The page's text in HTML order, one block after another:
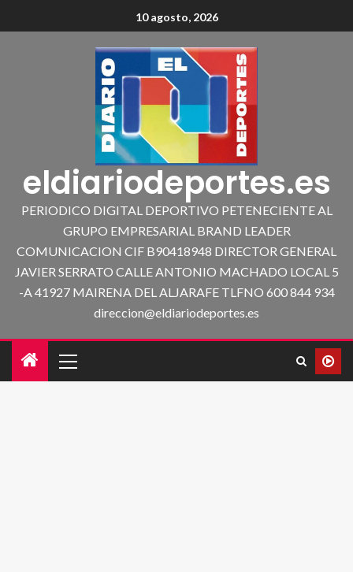
10 agosto, 2026
eldiariodeportes.es
PERIODICO DIGITAL DEPORTIVO PETENECIENTE AL
GRUPO EMPRESARIAL BRAND LEADER
COMUNICACION CIF B90418948 DIRECTOR GENERAL
JAVIER SERRATO CALLE ANTONIO MACHADO LOCAL 5
-A 41927 MAIRENA DEL ALJARAFE TLFNO 600 844 934
direccion@eldiariodeportes.es